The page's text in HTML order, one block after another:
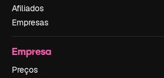
Afiliados
Empresas
Empresa
Preços